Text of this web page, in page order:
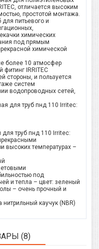
отличается высоким
простотой монтажа.
питьевого и
химических
под прямым
химической
более 10 атмосфер
фитинг IRRITEC
стороны, и пользуется
систем
водопроводных сетей,
для труб пнд 110 Irritec:
труб пнд 110 Irritec:
высоких температурах –
под
и тепла – цвет: зеленый
– очень прочный и
каучук (NBR)
(8)